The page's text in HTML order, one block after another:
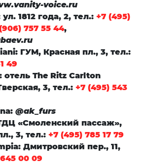
voice.ru
ул. 1812 года, 2, тел.: +7 (495)
757 55 44,
: ГУМ, Красная пл., 3, тел.:
49
: отель The Ritz Carlton
3, тел.: +7 (495) 543
: @ak_furs
«Смоленский пассаж»,
3, тел.: +7 (495) 785 17 79
: Дмитровский пер., 11,
00 09